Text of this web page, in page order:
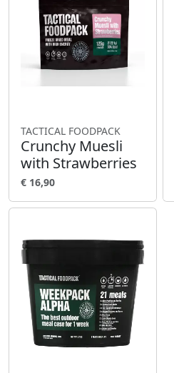
TACTICAL FOODPACK
Crunchy Muesli
with Strawberries
€ 16,90